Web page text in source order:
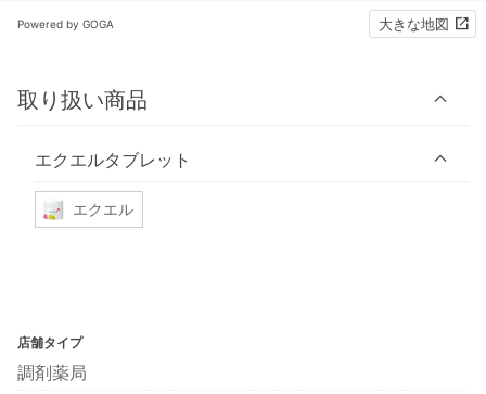
Powered by GOGA 大きな地図
取り扱い商品
エクエルタブレット
エクエル
店舗タイプ
調剤薬局